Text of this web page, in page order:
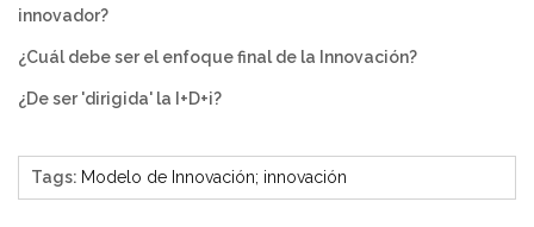
innovador?
¿Cuál debe ser el enfoque final de la Innovación?
¿De ser 'dirigida' la I+D+i?
Tags: Modelo de Innovación; innovación